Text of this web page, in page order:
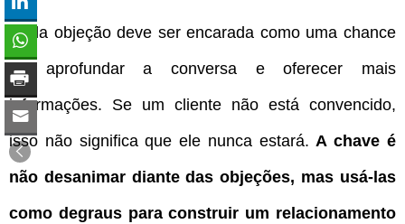
Cada objeção deve ser encarada como uma chance
de aprofundar a conversa e oferecer mais
informações. Se um cliente não está convencido,
isso não significa que ele nunca estará.A chave é
não desanimar diante das objeções, mas usá-las
como degraus para construir um relacionamento